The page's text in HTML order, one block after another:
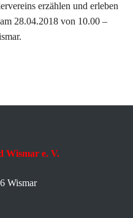
erzählen und erleben
28.04.2018 von 10.00 –
Wismar e. V.
Wismar